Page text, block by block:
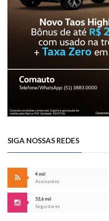
SIGA NOSSAS REDES
4 mil
Assinantes
53,6 mil
Seguidores